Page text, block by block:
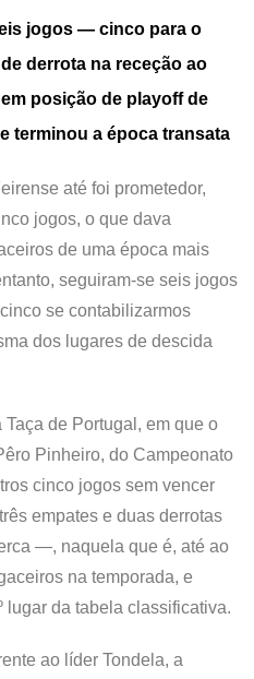
jogos — cinco para o
derrota na receção ao
posição de playoff de
terminou a época transata
até foi prometedor,
jogos, o que dava
de uma época mais
seguiram-se seis jogos
se contabilizarmos
dos lugares de descida
de Portugal, em que o
Pinheiro, do Campeonato
cinco jogos sem vencer
empates e duas derrotas
—, naquela que é, até ao
na temporada, e
lugar da tabela classificativa.
ao líder Tondela, a